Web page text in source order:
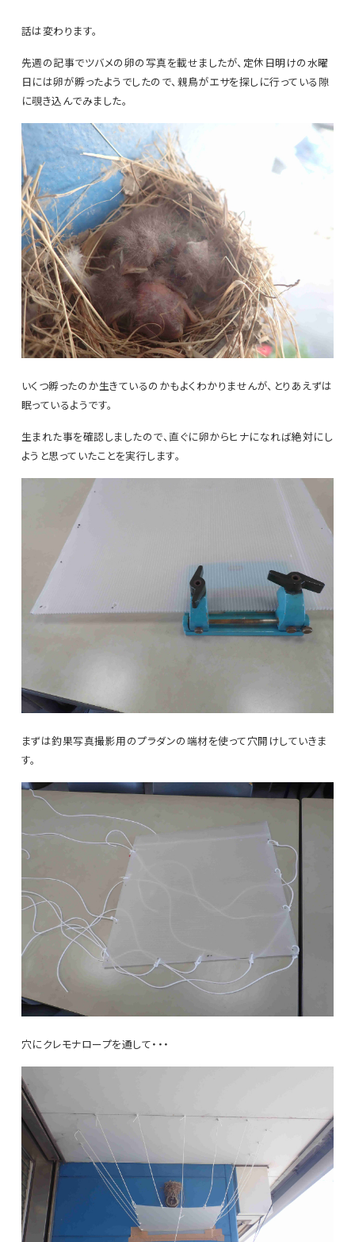
話は変わります。
先週の記事でツバメの卵の写真を載せましたが、定休日明けの水曜
日には卵が孵ったようでしたので、親鳥がエサを探しに行っている隙
に覗き込んでみました。
いくつ孵ったのか生きているのかもよくわかりませんが、とりあえずは
眠っているようです。
生まれた事を確認しましたので、直ぐに卵からヒナになれば絶対にし
ようと思っていたことを実行します。
まずは釣果写真撮影用のプラダンの端材を使って穴開けしていきま
す。
穴にクレモナロープを通して・・・